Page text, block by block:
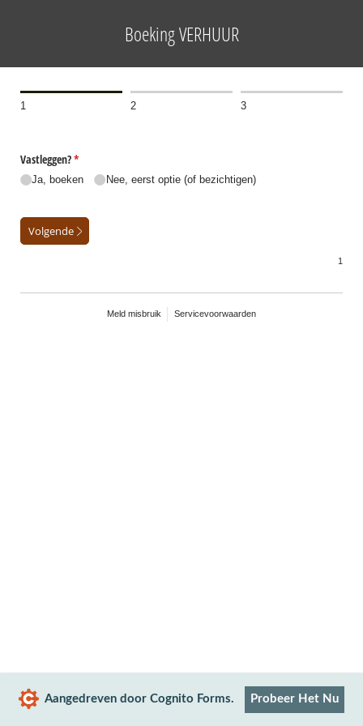
Boeking VERHUUR
1 2 3
Vastleggen?*
(is vereist)
Ja, boeken Nee, eerst optie (of bezichtigen)
Volgende
Meld misbruik Servicevoorwaarden
Aangedreven door Cognito Forms. Probeer Het Nu